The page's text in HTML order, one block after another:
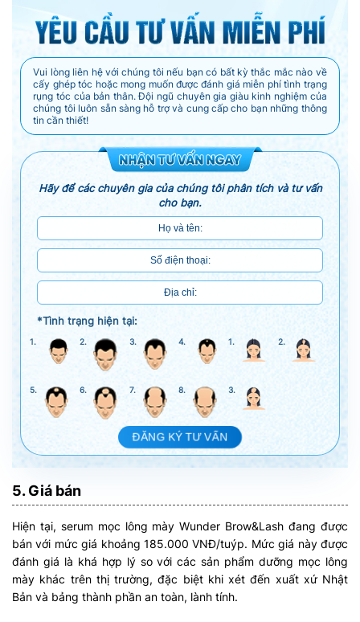
Vui lòng liên hệ với chúng tôi nếu bạn có bất kỳ thắc mắc nào về
cấy ghép tóc hoặc mong muốn được đánh giá miễn phí tình trạng
rụng tóc của bản thân. Đội ngũ chuyên gia giàu kinh nghiệm của
chúng tôi luôn sẵn sàng hỗ trợ và cung cấp cho bạn những thông
tin cần thiết!
Hãy để các chuyên gia của chúng tôi phân tích và tư vấn
cho bạn.
*Tình trạng hiện tại:
1. 2. 3. 4. 1. 2.
5. 6. 7. 8. 3.
ĐĂNG KÝ TƯ VẤN
5. Giá bán
Hiện tại, serum mọc lông mày Wunder Brow&Lash đang được
bán với mức giá khoảng 185.000 VNĐ/tuýp. Mức giá này được
đánh giá là khá hợp lý so với các sản phẩm dưỡng mọc lông
mày khác trên thị trường, đặc biệt khi xét đến xuất xứ Nhật
Bản và bảng thành phần an toàn, lành tính.